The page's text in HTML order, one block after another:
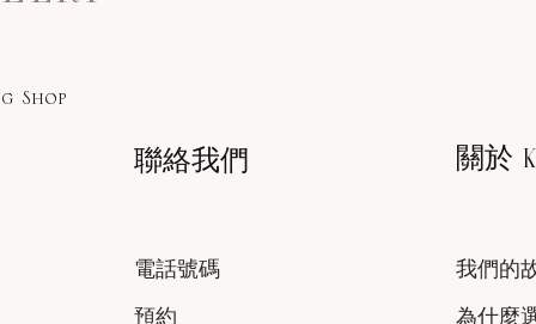
Shop
聯絡我們 關於
電話號碼 我們的